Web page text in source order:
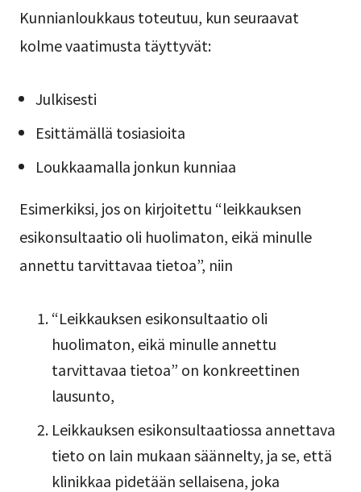
Kunnianloukkaus toteutuu, kun seuraavat
kolme vaatimusta täyttyvät:
Julkisesti
Esittämällä tosiasioita
Loukkaamalla jonkun kunniaa
Esimerkiksi, jos on kirjoitettu “leikkauksen
esikonsultaatio oli huolimaton, eikä minulle
annettu tarvittavaa tietoa”, niin
“Leikkauksen esikonsultaatio oli
huolimaton, eikä minulle annettu
tarvittavaa tietoa” on konkreettinen
lausunto,
Leikkauksen esikonsultaatiossa annettava
tieto on lain mukaan säännelty, ja se, että
klinikkaa pidetään sellaisena, joka